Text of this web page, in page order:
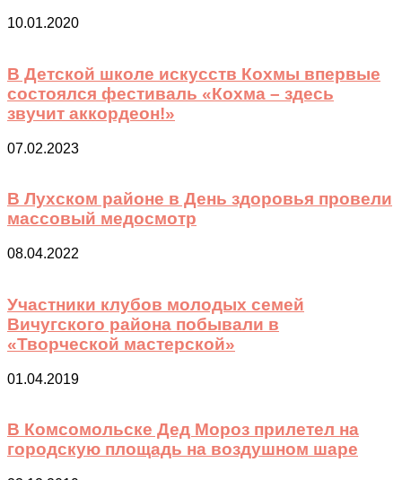
10.01.2020
В Детской школе искусств Кохмы впервые
состоялся фестиваль «Кохма – здесь
звучит аккордеон!»
07.02.2023
В Лухском районе в День здоровья провели
массовый медосмотр
08.04.2022
Участники клубов молодых семей
Вичугского района побывали в
«Творческой мастерской»
01.04.2019
В Комсомольске Дед Мороз прилетел на
городскую площадь на воздушном шаре